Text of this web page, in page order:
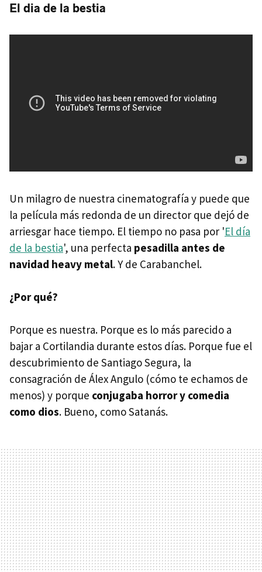
El dia de la bestia
Un milagro de nuestra cinematografía y puede que
la película más redonda de un director que dejó de
arriesgar hace tiempo. El tiempo no pasa por 'El día
de la bestia', una perfecta pesadilla antes de
navidad heavy metal. Y de Carabanchel.
¿Por qué?
Porque es nuestra. Porque es lo más parecido a
bajar a Cortilandia durante estos días. Porque fue el
descubrimiento de Santiago Segura, la
consagración de Álex Angulo (cómo te echamos de
menos) y porque conjugaba horror y comedia
como dios. Bueno, como Satanás.